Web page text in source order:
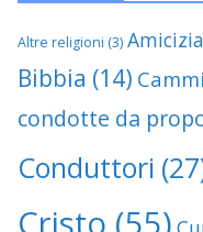
Altre religioni (3) Amicizia
Bibbia (14)
condotte da
Conduttori
Cristo (55)